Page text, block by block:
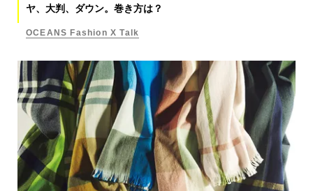
ヤ、大判、ダウン。巻き方は？
OCEANS Fashion X Talk